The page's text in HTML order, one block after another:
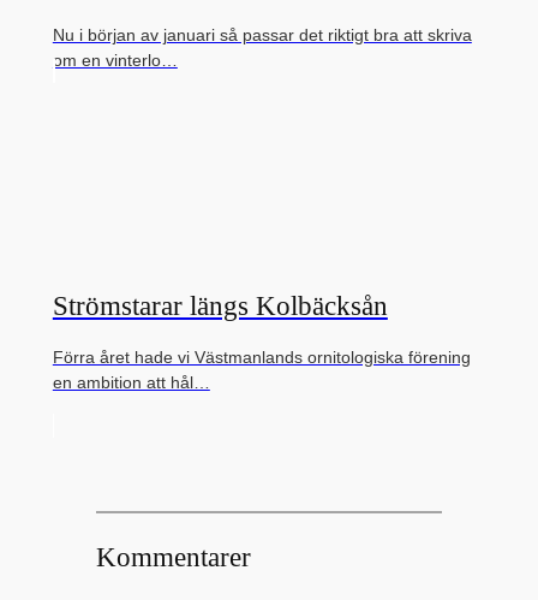
Nu i början av januari så passar det riktigt bra att skriva
om en vinterlo…
Strömstarar längs Kolbäcksån
Förra året hade vi Västmanlands ornitologiska förening
en ambition att hål…
Kommentarer